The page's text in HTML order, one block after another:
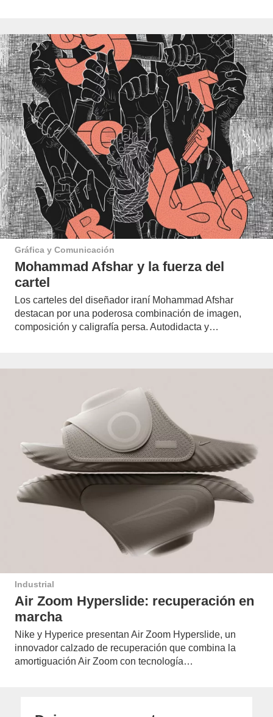
Gráfica y Comunicación
Mohammad Afshar y la fuerza del
cartel
Los carteles del diseñador iraní Mohammad Afshar
destacan por una poderosa combinación de imagen,
composición y caligrafía persa. Autodidacta y…
Industrial
Air Zoom Hyperslide: recuperación en
marcha
Nike y Hyperice presentan Air Zoom Hyperslide, un
innovador calzado de recuperación que combina la
amortiguación Air Zoom con tecnología…